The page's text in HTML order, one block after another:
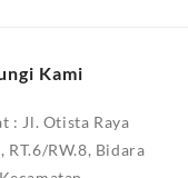
Kami
: Jl. Otista Raya
RT.6/RW.8, Bidara